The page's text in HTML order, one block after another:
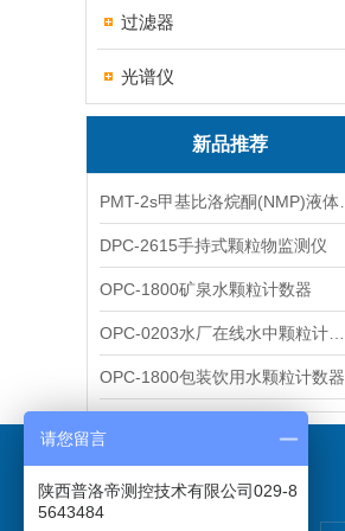
过滤器
光谱仪
新品推荐
DPC-2615手持式颗粒物监测仪
OPC-1800矿泉水颗粒计数器
OPC-1800包装饮用水颗粒计数器
关于我们
请您留言
陕西普洛帝测控技术有限公司029-8
5643484